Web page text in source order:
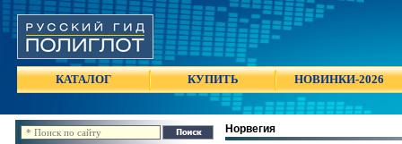
КАТАЛОГ КУПИТЬ НОВИНКИ-2026
Норвегия